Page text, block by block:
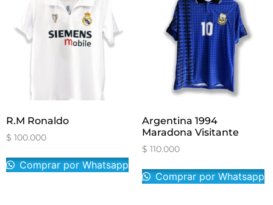
R.M Ronaldo
$ 100.000
Comprar por Whatsapp
Argentina 1994
Maradona Visitante
$ 110.000
Comprar por Whatsapp